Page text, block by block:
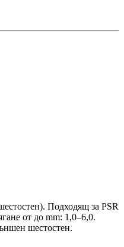
Подходящ за PSR
от до mm: 1,0–6,0.
шестостен.